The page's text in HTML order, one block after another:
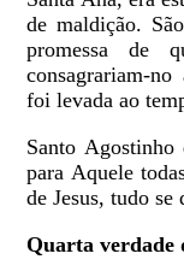
de maldição.
promessa de
consagrariam-
foi levada ao
Santo Agostinho
para Aquele
de Jesus, tudo
Quarta verdade